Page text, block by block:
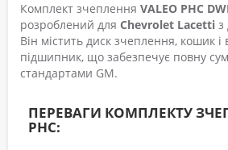
Комплект зчеплення VALEO PHC
розроблений для Chevrolet Lacetti з
Він містить диск зчеплення, кошик
підшипник, що забезпечує повну
стандартами GM.
ПЕРЕВАГИ КОМПЛЕКТУ
PHC: